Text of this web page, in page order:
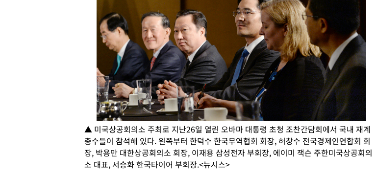
▲ 미국상공회의소 주최로 지난26일 열린 오바마 대통령 초청 조찬간담회에서 국내 재계
총수들이 참석해 있다. 왼쪽부터 한덕수 한국무역협회 회장, 허창수 전국경제인연합회 회
장, 박용만 대한상공회의소 회장, 이재용 삼성전자 부회장, 에이미 잭슨 주한미국상공회의
소 대표, 서승화 한국타이어 부회장.<뉴시스>